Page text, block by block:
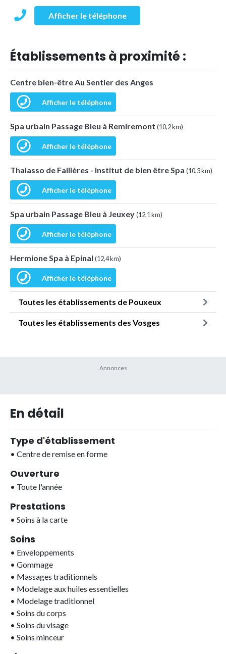
Afficher le téléphone
Établissements à proximité :
Centre bien-être Au Sentier des Anges
Afficher le téléphone
Spa urbain Passage Bleu à Remiremont (10,2 km)
Afficher le téléphone
Thalasso de Fallières - Institut de bien être Spa (10,3 km)
Afficher le téléphone
Spa urbain Passage Bleu à Jeuxey(12,1 km)
Afficher le téléphone
Hermione Spa à Epinal (12,4 km)
Afficher le téléphone
Toutes les établissements de Pouxeux
Toutes les établissements des Vosges
En détail
Type d'établissement
• Centre de remise en forme
Ouverture
• Toute l'année
Prestations
• Soins à la carte
Soins
• Enveloppements
• Gommage
• Massages traditionnels
• Modelage aux huiles essentielles
• Modelage traditionnel
• Soins du corps
• Soins du visage
• Soins minceur